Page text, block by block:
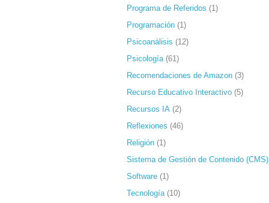
Programa de Referidos (1)
Programación (1)
Psicoanálisis (12)
Psicología (61)
Recomendaciones de Amazon (3)
Recurso Educativo Interactivo (5)
Recursos IA (2)
Reflexiones (46)
Religión (1)
Sistema de Gestión de Contenido (CMS)
Software (1)
Tecnología (10)